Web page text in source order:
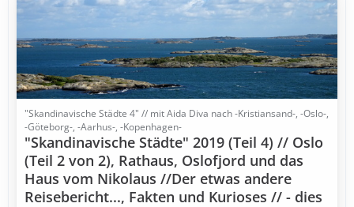
"Skandinavische Städte 4" // mit Aida Diva nach -Kristiansand-, -Oslo-,
-Göteborg-, -Aarhus-, -Kopenhagen-
"Skandinavische Städte" 2019 (Teil 4) // Oslo
(Teil 2 von 2), Rathaus, Oslofjord und das
Haus vom Nikolaus //Der etwas andere
Reisebericht..., Fakten und Kurioses // - dies